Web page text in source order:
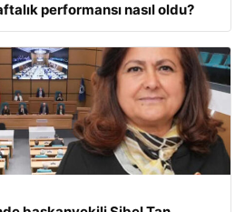
performansı nasıl oldu?